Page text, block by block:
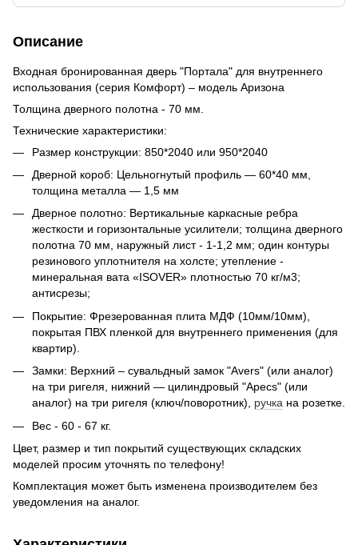
Описание
Входная бронированная дверь "Портала" для внутреннего
использования (серия Комфорт) – модель Аризона
Толщина дверного полотна - 70 мм.
Технические характеристики:
Размер конструкции: 850*2040 или 950*2040
Дверной короб: Цельногнутый профиль ― 60*40 мм,
толщина металла ― 1,5 мм
Дверное полотно: Вертикальные каркасные ребра
жесткости и горизонтальные усилители; толщина дверного
полотна 70 мм, наружный лист - 1-1,2 мм; один контуры
резинового уплотнителя на холсте; утепление -
минеральная вата «ISOVER» плотностью 70 кг/м3;
антисрезы;
Покрытие: Фрезерованная плита МДФ (10мм/10мм),
покрытая ПВХ пленкой для внутреннего применения (для
квартир).
Замки: Верхний – сувальдный замок "Avers" (или аналог)
на три ригеля, нижний ― цилиндровый "Apecs" (или
аналог) на три ригеля (ключ/поворотник), ручка на розетке.
Вес - 60 - 67 кг.
Цвет, размер и тип покрытий существующих складских
моделей просим уточнять по телефону!
Комплектация может быть изменена производителем без
уведомления на аналог.